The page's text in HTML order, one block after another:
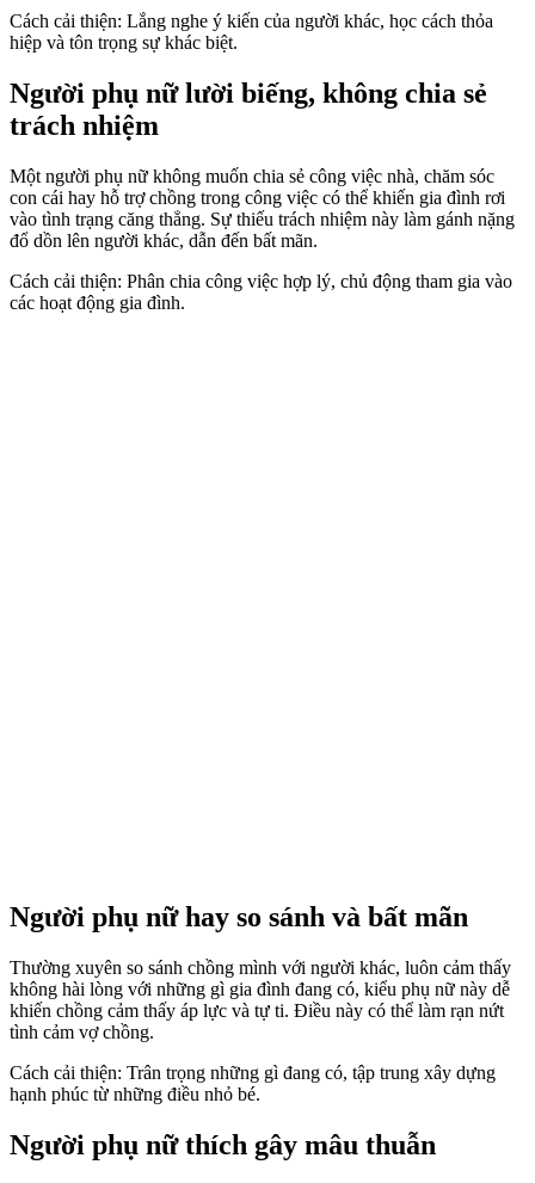
Cách cải thiện: Lắng nghe ý kiến của người khác, học cách thỏa
hiệp và tôn trọng sự khác biệt.
Người phụ nữ lười biếng, không chia sẻ
trách nhiệm
Một người phụ nữ không muốn chia sẻ công việc nhà, chăm sóc
con cái hay hỗ trợ chồng trong công việc có thể khiến gia đình rơi
vào tình trạng căng thẳng. Sự thiếu trách nhiệm này làm gánh nặng
đổ dồn lên người khác, dẫn đến bất mãn.
Cách cải thiện: Phân chia công việc hợp lý, chủ động tham gia vào
các hoạt động gia đình.
Người phụ nữ hay so sánh và bất mãn
Thường xuyên so sánh chồng mình với người khác, luôn cảm thấy
không hài lòng với những gì gia đình đang có, kiểu phụ nữ này dễ
khiến chồng cảm thấy áp lực và tự ti. Điều này có thể làm rạn nứt
tình cảm vợ chồng.
Cách cải thiện: Trân trọng những gì đang có, tập trung xây dựng
hạnh phúc từ những điều nhỏ bé.
Người phụ nữ thích gây mâu thuẫn